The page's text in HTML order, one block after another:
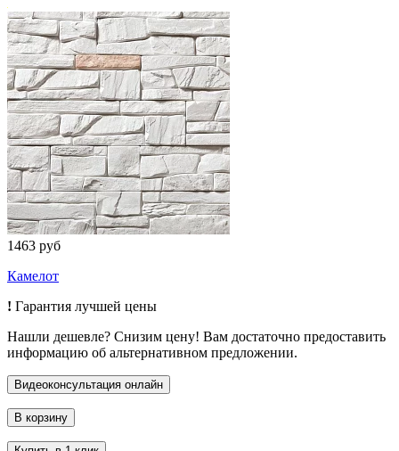
1463 руб
Камелот
! Гарантия лучшей цены
Нашли дешевле? Снизим цену! Вам достаточно предоставить
информацию об альтернативном предложении.